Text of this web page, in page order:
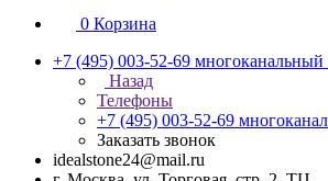
0 Корзина
+7 (495) 003-52-69 многоканальный
Назад
Телефоны
+7 (495) 003-52-69
Заказать звонок
idealstone24@mail.ru